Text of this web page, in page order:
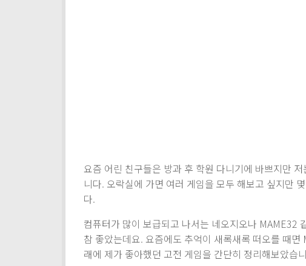
요즘 어린 친구들은 방과 후 학원 다니기에 바쁘지만
니다. 오락실에 가면 여러 게임을 모두 해보고 싶지만
다.
컴퓨터가 많이 보급되고 나서는 네오지오나 MAME32
참 좋았는데요. 요즘에도 추억이 새록새록 떠오를 때
래에 제가 좋아했던 고전 게임을 간단히 정리해보았습